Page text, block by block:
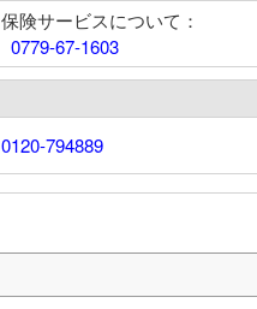
保険サービスについて：
0779-67-1603
0120-794889